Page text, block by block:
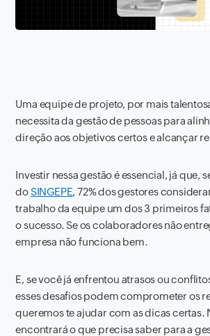
Uma equipe de projeto, por mais
necessita da gestão de pessoas para
direção aos objetivos certos e alcançar
Investir nessa gestão é essencial, já que,
doSINGEPE, 72% dos gestores
trabalho da equipe um dos 3 primeiros
o sucesso. Se os colaboradores não
empresa não funciona bem.
E, se você já enfrentou atrasos ou
esses desafios podem comprometer os
queremos te ajudar com as dicas certas.
encontrará o que precisa saber para a